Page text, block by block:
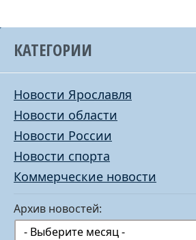
КАТЕГОРИИ
Новости Ярославля
Новости области
Новости России
Новости спорта
Коммерческие новости
Архив новостей: